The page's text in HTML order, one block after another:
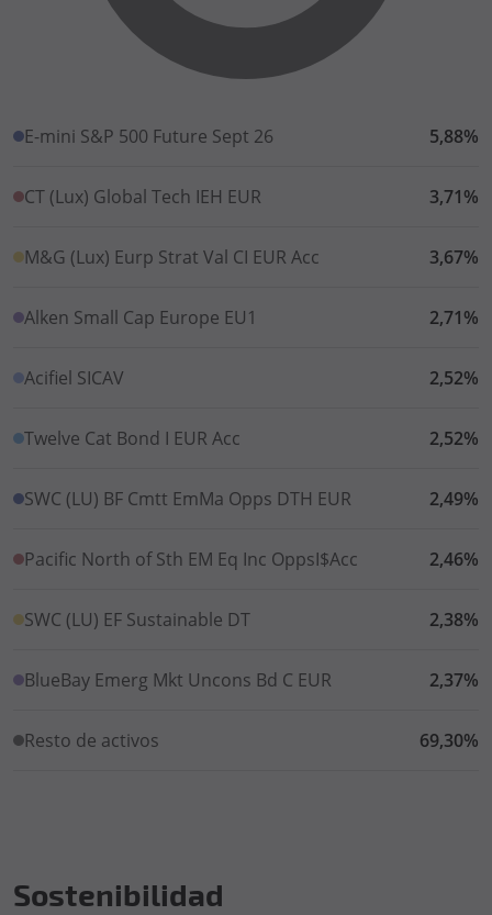
E-mini S&P 500 Future Sept 26 5,88%
CT (Lux) Global Tech IEH EUR 3,71%
M&G (Lux) Eurp Strat Val CI EUR Acc 3,67%
Alken Small Cap Europe EU1 2,71%
Acifiel SICAV 2,52%
Twelve Cat Bond I EUR Acc 2,52%
SWC (LU) BF Cmtt EmMa Opps DTH EUR 2,49%
Pacific North of Sth EM Eq Inc OppsI$Acc 2,46%
SWC (LU) EF Sustainable DT 2,38%
BlueBay Emerg Mkt Uncons Bd C EUR 2,37%
Resto de activos 69,30%
Sostenibilidad